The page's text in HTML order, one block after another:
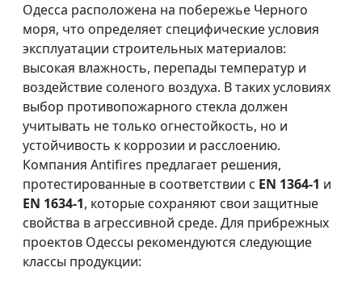
Одесса расположена на побережье Черного
моря, что определяет специфические условия
эксплуатации строительных материалов:
высокая влажность, перепады температур и
воздействие соленого воздуха. В таких условиях
выбор противопожарного стекла должен
учитывать не только огнестойкость, но и
устойчивость к коррозии и расслоению.
Компания Antifires предлагает решения,
протестированные в соответствии с EN 1364-1 и
EN 1634-1, которые сохраняют свои защитные
свойства в агрессивной среде. Для прибрежных
проектов Одессы рекомендуются следующие
классы продукции: